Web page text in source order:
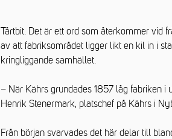
Tårtbit. Det är ett ord som återkommer vid
av att fabriksområdet ligger likt en kil in i
kringliggande samhället.
– När Kährs grundades 1857 låg fabriken i
Henrik Stenermark, platschef på Kährs i
Från början svarvades det här delar till